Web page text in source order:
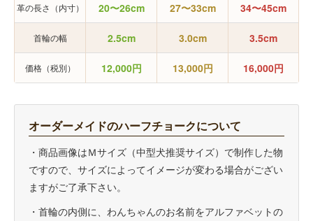
革の長さ（内寸） 20〜26cm 27〜33cm 34〜45cm
首輪の幅 2.5cm 3.0cm 3.5cm
価格（税別） 12,000円 13,000円 16,000円
オーダーメイドのハーフチョークについて
・商品画像はＭサイズ（中型犬推奨サイズ）で制作した物
ですので、サイズによってイメージが変わる場合がござい
ますがご了承下さい。
・首輪の内側に、わんちゃんのお名前をアルファベットの